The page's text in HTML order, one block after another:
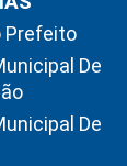
Prefeito
De
De